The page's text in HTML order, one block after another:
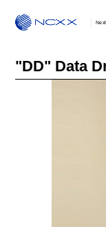
"DD" Data